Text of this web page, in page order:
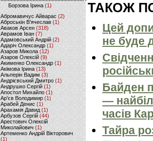
Борзова Ірина(1)
Абромавичус Айварас (2)
Аброськін В’ячеслав(1)
Аваков Арсен (318)
Аврамов Іван (7)
Адамовський Андрій(2)
Адаріч Олександр (1)
Азаров Микола (12)
Азаров Олексій (9)
Акименко Олександр(1)
Акімова Ірина(13)
Альперін Вадим (3)
Андрієвський Дмитро(1)
Андрушко Сергій(1)
Апостол Михайло(1)
Ар'єв Володимир (1)
Арабей Денис(1)
Арахамія Давид (1)
Арбузов Сергій (44)
Арестович Олексій
Миколайович(1)
Артеменко Андрій Вікторович
(1)
ТАКОЖ
Цей
не буде
Байден
—
часів
Тайра